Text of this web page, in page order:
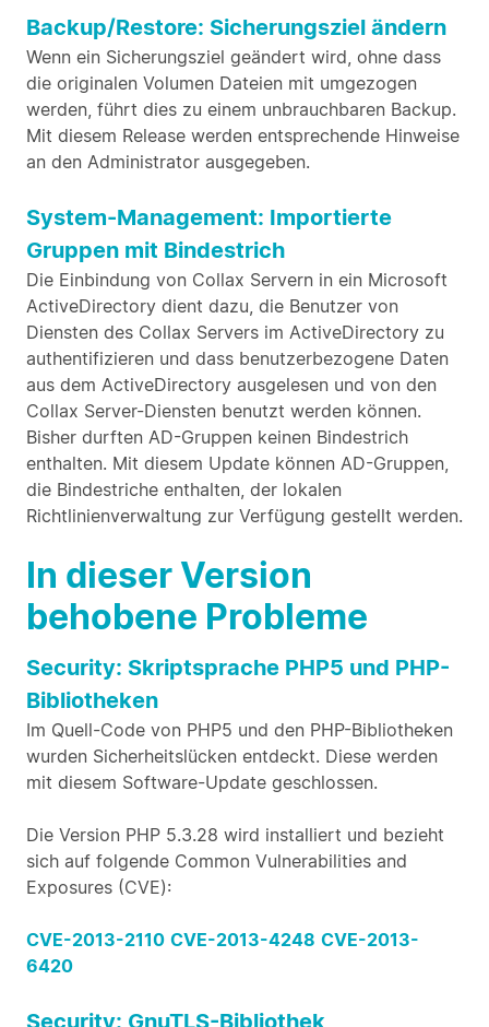
Backup/Restore: Sicherungsziel ändern
Wenn ein Sicherungsziel geändert wird, ohne dass
die originalen Volumen Dateien mit umgezogen
werden, führt dies zu einem unbrauchbaren Backup.
Mit diesem Release werden entsprechende Hinweise
an den Administrator ausgegeben.
System-Management: Importierte
Gruppen mit Bindestrich
Die Einbindung von Collax Servern in ein Microsoft
ActiveDirectory dient dazu, die Benutzer von
Diensten des Collax Servers im ActiveDirectory zu
authentifizieren und dass benutzerbezogene Daten
aus dem ActiveDirectory ausgelesen und von den
Collax Server-Diensten benutzt werden können.
Bisher durften AD-Gruppen keinen Bindestrich
enthalten. Mit diesem Update können AD-Gruppen,
die Bindestriche enthalten, der lokalen
Richtlinienverwaltung zur Verfügung gestellt werden.
In dieser Version
behobene Probleme
Security: Skriptsprache PHP5 und PHP-
Bibliotheken
Im Quell-Code von PHP5 und den PHP-Bibliotheken
wurden Sicherheitslücken entdeckt. Diese werden
mit diesem Software-Update geschlossen.
Die Version PHP 5.3.28 wird installiert und bezieht
sich auf folgende Common Vulnerabilities and
Exposures (CVE):
CVE-2013-2110 CVE-2013-4248 CVE-2013-
6420
Security: GnuTLS-Bibliothek